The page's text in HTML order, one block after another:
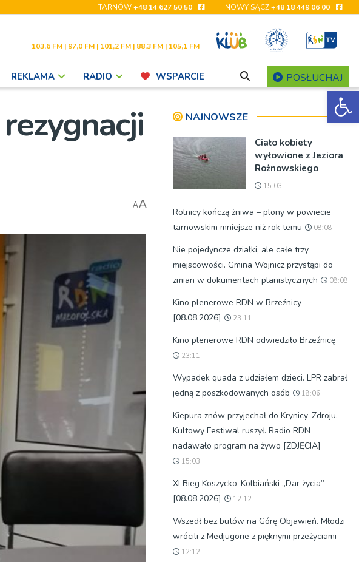
TARNÓW+48 14 627 50 50 NOWY SĄCZ+48 18 449 06 00
103,6 FM | 97,0 FM | 101,2 FM | 88,3 FM | 105,1 FM
REKLAMA RADIO WSPARCIE POSŁUCHAJ
AA
NAJNOWSZE
Ciało kobiety
wyłowione z Jeziora
Rożnowskiego
15:03
Rolnicy kończą żniwa – plony w powiecie
tarnowskim mniejsze niż rok temu
08:08
Nie pojedyncze działki, ale całe trzy
miejscowości. Gmina Wojnicz przystąpi do
zmian w dokumentach planistycznych
08:08
Kino plenerowe RDN w Brzeźnicy
[08.08.2026]
23:11
Kino plenerowe RDN odwiedziło Brzeźnicę
23:11
Wypadek quada z udziałem dzieci. LPR zabrał
jedną z poszkodowanych osób
18:06
Kiepura znów przyjechał do Krynicy-Zdroju.
Kultowy Festiwal ruszył. Radio RDN
nadawało program na żywo [ZDJĘCIA]
15:03
XI Bieg Koszycko-Kolbiański „Dar życia”
[08.08.2026]
12:12
Wszedł bez butów na Górę Objawień. Młodzi
wrócili z Medjugorie z pięknymi przeżyciami
12:12